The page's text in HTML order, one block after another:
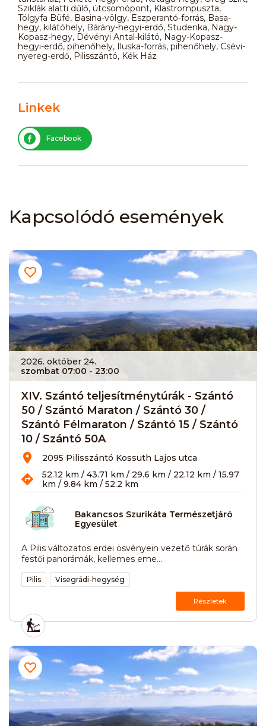
Sziklák alatti dűlő, útcsomópont, Klastrompuszta,
Tölgyfa Büfé, Basina-völgy, Eszperantó-forrás, Basa-
hegy, kilátóhely, Bárány-hegyi-erdő, Studenka, Nagy-
Kopasz-hegy, Dévényi Antal-kilátó, Nagy-Kopasz-
hegyi-erdő, pihenőhely, Iluska-forrás, pihenőhely, Csévi-
nyereg-erdő, Pilisszántó, Kék Ház
Linkek
Facebook
Kapcsolódó események
2026. október 24.
szombat 07:00 - 23:00
XIV. Szántó teljesítménytúrák - Szántó
50 / Szántó Maraton / Szántó 30 /
Szántó Félmaraton / Szántó 15 / Szántó
10 / Szántó 50A
2095 Pilisszántó Kossuth Lajos utca
52.12 km / 43.71 km / 29.6 km / 22.12 km / 15.97
km / 9.84 km / 52.2 km
Bakancsos Szurikáta Természetjáró
Egyesület
A Pilis változatos erdei ösvényein vezető túrák során
festői panorámák, kellemes eme...
Pilis Visegrádi-hegység
Részletek